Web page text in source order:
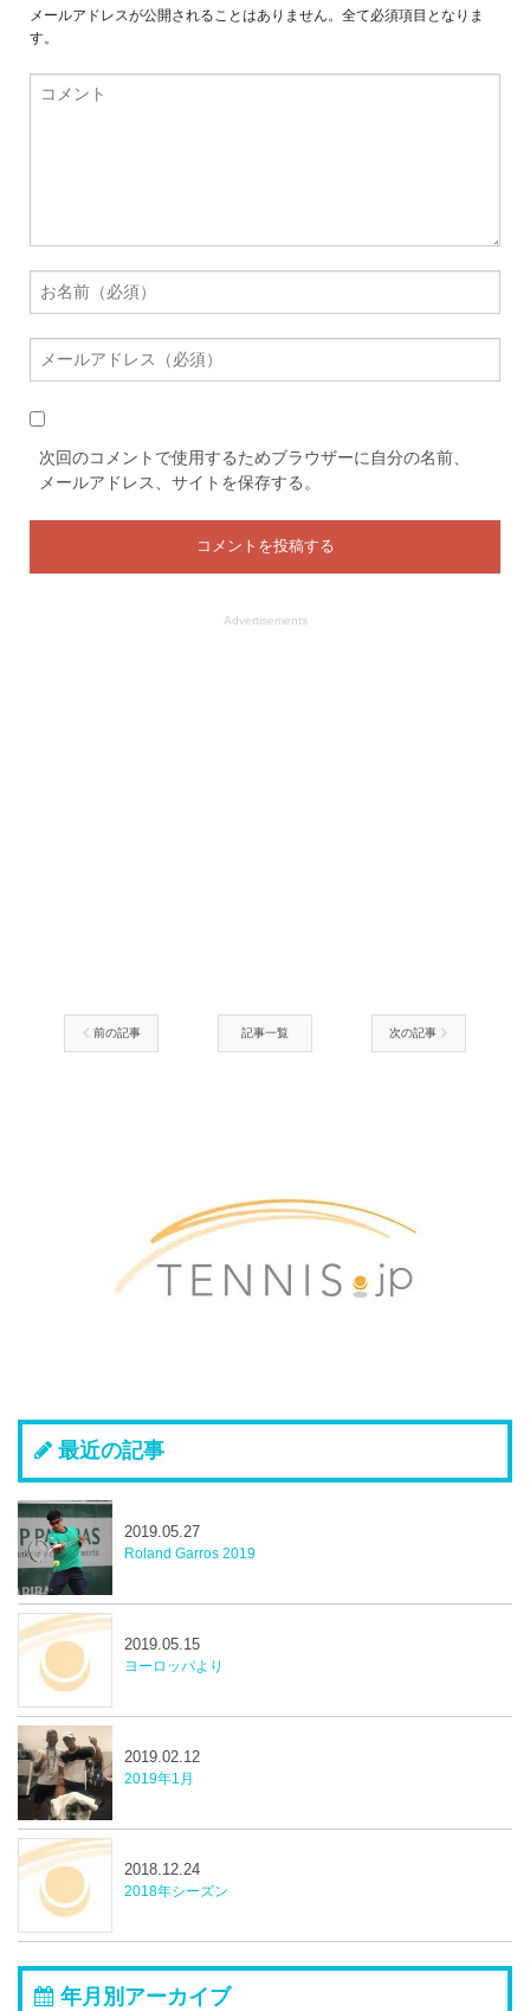
メールアドレスが公開されることはありません。全て必須項目となりま
す。
次回のコメントで使用するためブラウザーに自分の名前、
メールアドレス、サイトを保存する。
Advertisements
前の記事 記事一覧 次の記事
最近の記事
Roland Garros 2019
2019.05.27
ヨーロッパより
2019.05.15
2019年1月
2019.02.12
2018年シーズン
2018.12.24
年月別アーカイブ